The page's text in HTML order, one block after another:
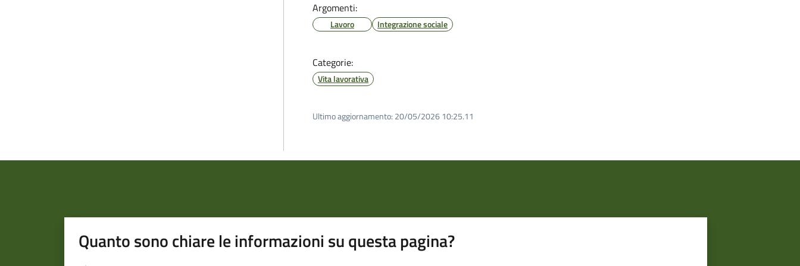
Argomenti:
Lavoro Integrazione sociale
Categorie:
Vita lavorativa
Ultimo aggiornamento: 20/05/2026 10:25.11
Quanto sono chiare le informazioni su questa pagina?